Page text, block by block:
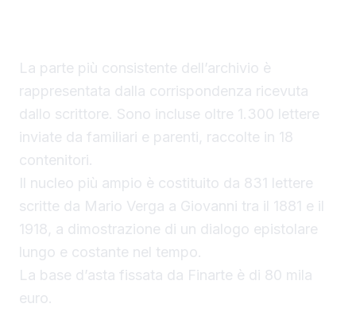
La parte più consistente dell’archivio è
rappresentata dalla corrispondenza ricevuta
dallo scrittore. Sono incluse oltre 1.300 lettere
inviate da familiari e parenti, raccolte in 18
contenitori.
Il nucleo più ampio è costituito da 831 lettere
scritte da Mario Verga a Giovanni tra il 1881 e il
1918, a dimostrazione di un dialogo epistolare
lungo e costante nel tempo.
La base d’asta fissata da Finarte è di 80 mila
euro.